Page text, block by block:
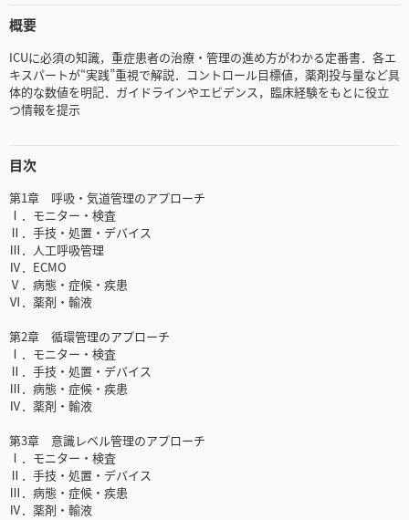
概要
ICUに必須の知識，重症患者の治療・管理の進め方がわかる定番書．各エ
キスパートが“実践”重視で解説．コントロール目標値，薬剤投与量など具
体的な数値を明記．ガイドラインやエビデンス，臨床経験をもとに役立
つ情報を提示
目次
第1章 呼吸・気道管理のアプローチ
Ⅰ．モニター・検査
Ⅱ．手技・処置・デバイス
Ⅲ．人工呼吸管理
Ⅳ．ECMO
Ⅴ．病態・症候・疾患
Ⅵ．薬剤・輸液
第2章 循環管理のアプローチ
Ⅰ．モニター・検査
Ⅱ．手技・処置・デバイス
Ⅲ．病態・症候・疾患
Ⅳ．薬剤・輸液
第3章 意識レベル管理のアプローチ
Ⅰ．モニター・検査
Ⅱ．手技・処置・デバイス
Ⅲ．病態・症候・疾患
Ⅳ．薬剤・輸液